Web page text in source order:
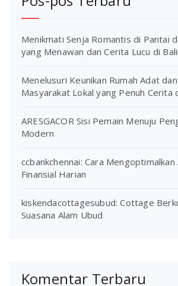
Menikmati Senja Romantis di Pantai
yang Menawan dan Cerita Lucu di
Menelusuri Keunikan Rumah Adat
Masyarakat Lokal yang Penuh Cerita
ARESGACOR Sisi Pemain Menuju
Modern
ccbankchennai: Cara
Finansial Harian
kiskendacottagesubud: Cottage
Suasana Alam Ubud
Komentar Terbaru